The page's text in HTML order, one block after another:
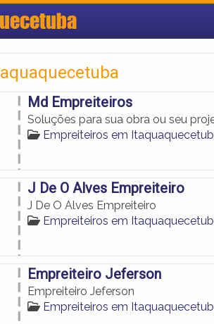
Md Empreiteiros
Soluções para sua obra ou seu
Empreiteiros em
J De O Alves Empreiteiro
J De O Alves Empreiteiro
Empreiteiros em
Empreiteiro Jeferson
Empreiteiro Jeferson
Empreiteiros em